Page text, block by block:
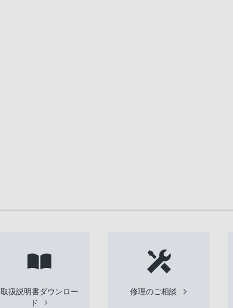
取扱説明書ダウンロー
ド
修理のご相談